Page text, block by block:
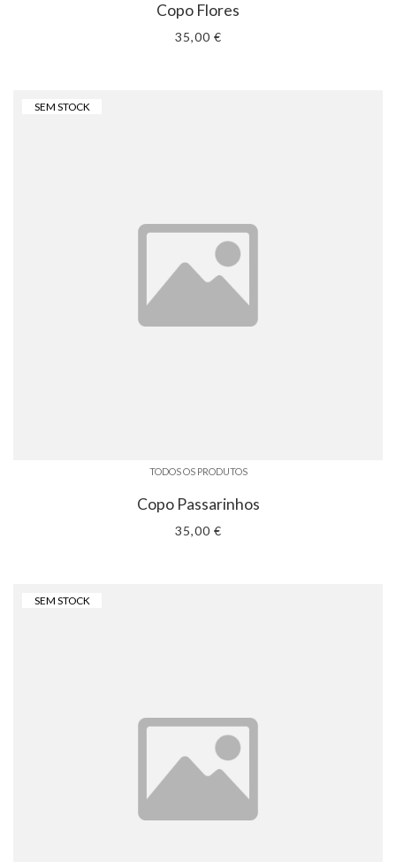
Copo Flores
35,00 €
SEM STOCK
TODOS OS PRODUTOS
Copo Passarinhos
35,00 €
SEM STOCK